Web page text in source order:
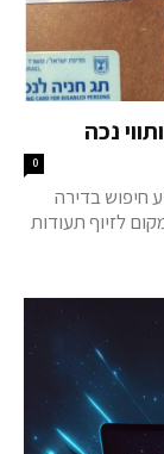
נכה
0
חיפוש בדירה
לזיוף תעודות